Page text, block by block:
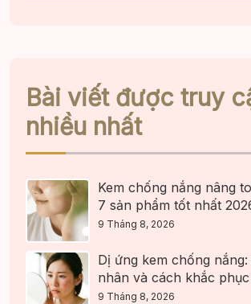
Bài viết được truy
nhiều nhất
Kem chống nắng nâng
7 sản phẩm tốt nhất
9 Tháng 8, 2026
Dị ứng kem chống
nhân và cách khắc
9 Tháng 8, 2026